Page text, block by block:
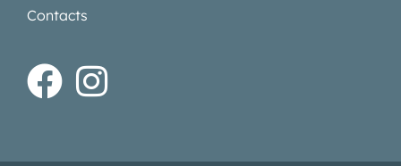
Contacts